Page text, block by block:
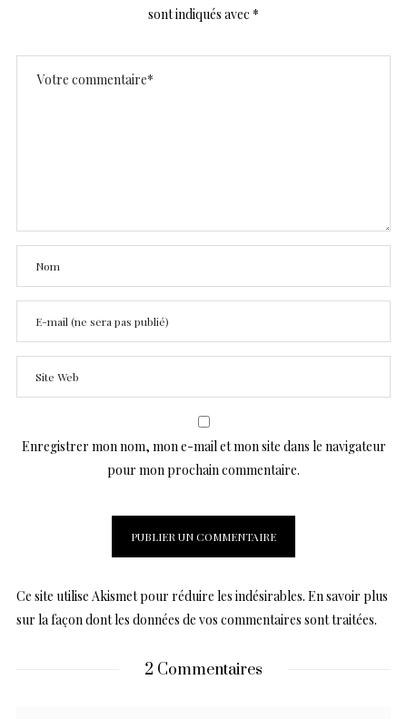
sont indiqués avec *
Enregistrer mon nom, mon e-mail et mon site dans le navigateur
pour mon prochain commentaire.
Ce site utilise Akismet pour réduire les indésirables. En savoir plus
sur la façon dont les données de vos commentaires sont traitées.
2 Commentaires